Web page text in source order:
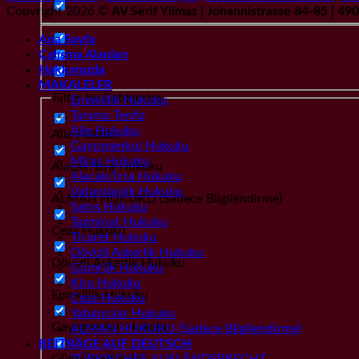
Filter by Categories
Aile Hukuku
Alacak/İcra Hukuku
ALMAN HUKUKU (Sadece Bilgilendirme)
Ceza Hukuku
Dövizli Askerlik Hukuku
Emeklilik Hukuku
Gayrımenkul Hukuku
Copyright 2026 © AV Serif Yilmaz | Johannistrasse 84-85 |
Ana Sayfa
Çalışma Alanları
Hakkımızda
MAKALELER
Emeklilik Hukuku
Tanıma Tenfiz
Aile Hukuku
Gayrımenkul Hukuku
Miras Hukuku
Alacak/İcra Hukuku
Vatandaşlık Hukuku
Şahıs Hukuku
Tazminat Hukuku
Ticaret Hukuku
Dövizli Askerlik Hukuku
Gümrük Hukuku
Kira Hukuku
Ceza Hukuku
Yabancılar Hukuku
ALMAN HUKUKU (Sadece Bilgilendirme)
BEITRÄGE AUF DEUTSCH